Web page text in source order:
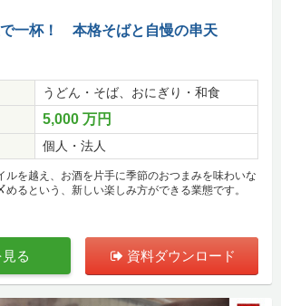
一杯！ 本格そばと自慢の串天
うどん・そば、おにぎり・和食
5,000 万円
個人・法人
ルを越え、お酒を片手に季節のおつまみを味わいな
めるという、新しい楽しみ方ができる業態です。
る 資料ダウンロード